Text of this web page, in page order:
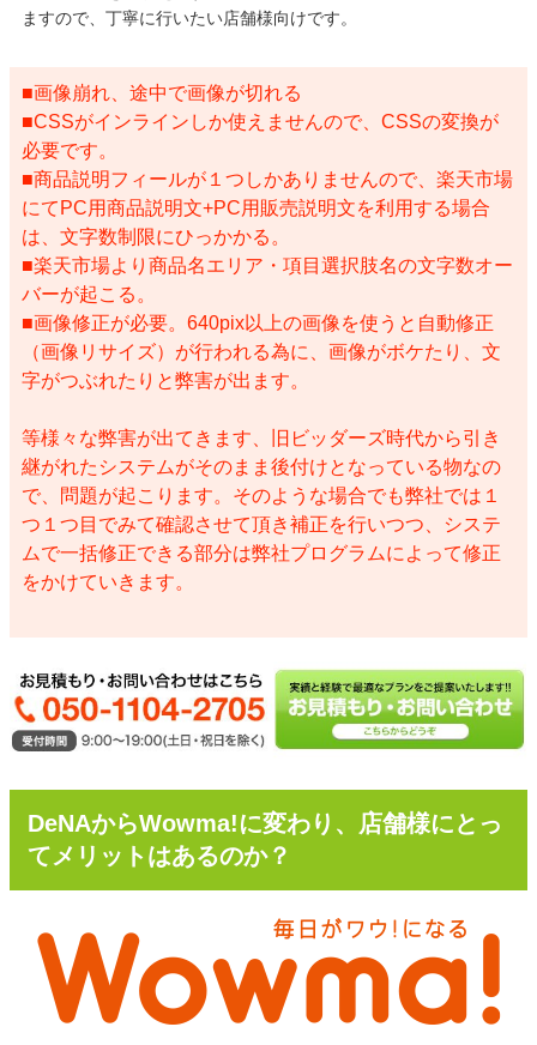
ますので、丁寧に行いたい店舗様向けです。
■画像崩れ、途中で画像が切れる
■CSSがインラインしか使えませんので、CSSの変換が
必要です。
■商品説明フィールが１つしかありませんので、楽天市場
にてPC用商品説明文+PC用販売説明文を利用する場合
は、文字数制限にひっかかる。
■楽天市場より商品名エリア・項目選択肢名の文字数オー
バーが起こる。
■画像修正が必要。640pix以上の画像を使うと自動修正
（画像リサイズ）が行われる為に、画像がボケたり、文
字がつぶれたりと弊害が出ます。
等様々な弊害が出てきます、旧ビッダーズ時代から引き
継がれたシステムがそのまま後付けとなっている物なの
で、問題が起こります。そのような場合でも弊社では１
つ１つ目でみて確認させて頂き補正を行いつつ、システ
ムで一括修正できる部分は弊社プログラムによって修正
をかけていきます。
DeNAからWowma!に変わり、店舗様にとっ
てメリットはあるのか？